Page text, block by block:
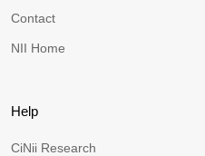
Contact
NII Home
Help
CiNii Research